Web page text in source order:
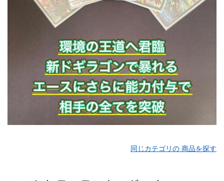
同じカテゴリの 商品を探す